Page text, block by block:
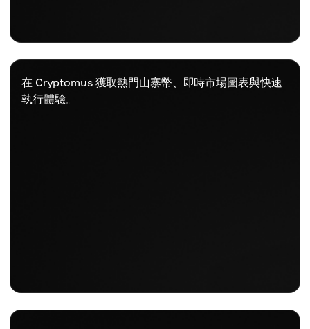
在 Cryptomus 獲取熱門山寨幣、即時市場圖表與快速
執行體驗。